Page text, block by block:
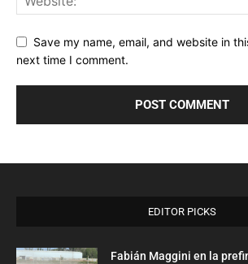
Save my name, email, and website in
next time I comment.
EDITOR PICKS
Fabián Maggini en la